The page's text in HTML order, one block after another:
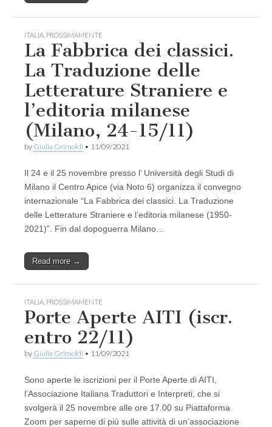
ITALIA PROSSIMAMENTE
La Fabbrica dei classici.
La Traduzione delle
Letterature Straniere e
l’editoria milanese
(Milano, 24-15/11)
by Giulia Grimoldi • 11/09/2021
Il 24 e il 25 novembre presso l’ Università degli Studi di
Milano il Centro Apice (via Noto 6) organizza il convegno
internazionale “La Fabbrica dei classici. La Traduzione
delle Letterature Straniere e l’editoria milanese (1950-
2021)”. Fin dal dopoguerra Milano…
Read more →
ITALIA PROSSIMAMENTE
Porte Aperte AITI (iscr.
entro 22/11)
by Giulia Grimoldi • 11/09/2021
Sono aperte le iscrizioni per il Porte Aperte di AITI,
l’Associazione Italiana Traduttori e Interpreti, che si
svolgerà il 25 novembre alle ore 17.00 su Piattaforma
Zoom per saperne di più sulle attività di un’associazione